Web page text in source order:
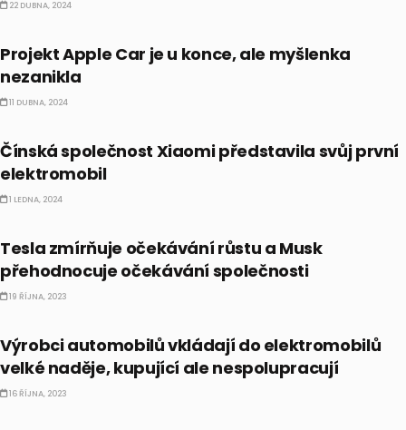
22 DUBNA, 2024
Projekt Apple Car je u konce, ale myšlenka
nezanikla
11 DUBNA, 2024
Čínská společnost Xiaomi představila svůj první
elektromobil
1 LEDNA, 2024
Tesla zmírňuje očekávání růstu a Musk
přehodnocuje očekávání společnosti
19 ŘÍJNA, 2023
Výrobci automobilů vkládají do elektromobilů
velké naděje, kupující ale nespolupracují
16 ŘÍJNA, 2023